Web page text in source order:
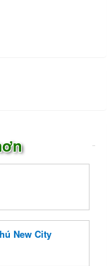
New City